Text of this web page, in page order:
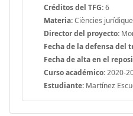
Créditos del TFG:6
Materia:Ciències
Director del proyecto:
Fecha de la defensa del
Fecha de alta en el
Curso académico:2020-
Estudiante: Martínez